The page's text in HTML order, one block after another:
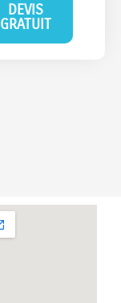
DEVIS
GRATUIT